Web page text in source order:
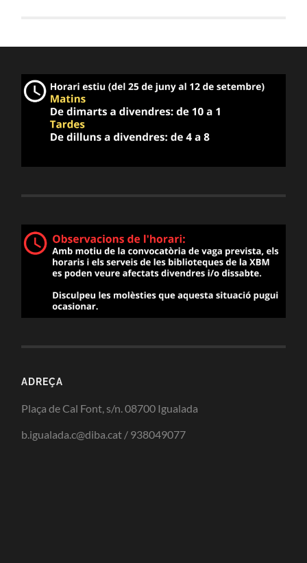
ADREÇA
Plaça de Cal Font, s/n. 08700 Igualada
b.igualada.c@diba.cat / 938049077